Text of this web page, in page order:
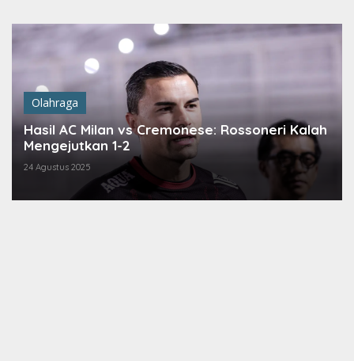
Olahraga
Hasil AC Milan vs Cremonese: Rossoneri Kalah
Mengejutkan 1-2
24 Agustus 2025